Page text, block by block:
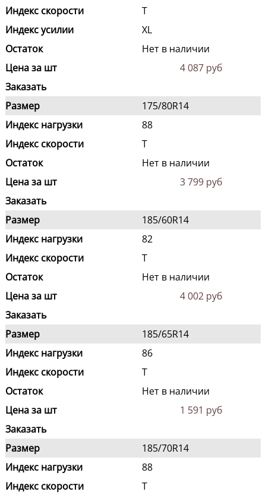
Индекс скорости
T
Индекс усилии
XL
Остаток
Нет в наличии
Цена за шт
4 087 руб
Заказать
Размер
175/80R14
Индекс нагрузки
88
Индекс скорости
T
Остаток
Нет в наличии
Цена за шт
3 799 руб
Заказать
Размер
185/60R14
Индекс нагрузки
82
Индекс скорости
T
Остаток
Нет в наличии
Цена за шт
4 002 руб
Заказать
Размер
185/65R14
Индекс нагрузки
86
Индекс скорости
T
Остаток
Нет в наличии
Цена за шт
1 591 руб
Заказать
Размер
185/70R14
Индекс нагрузки
88
Индекс скорости
T